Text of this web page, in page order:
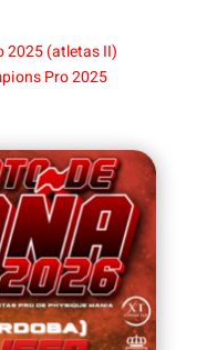
2025 (atletas II)
Pro 2025